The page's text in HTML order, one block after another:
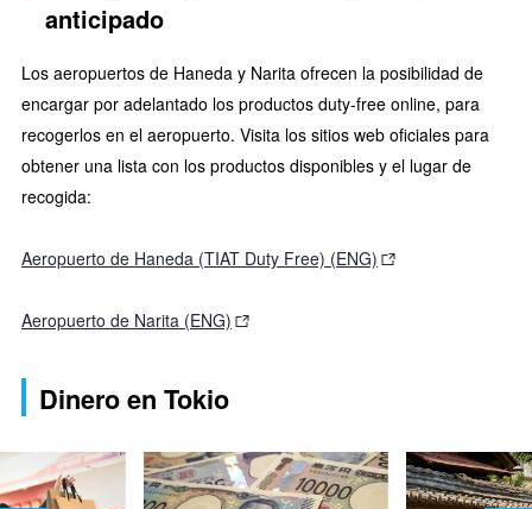
anticipado
Los aeropuertos de Haneda y Narita ofrecen la posibilidad de
encargar por adelantado los productos duty-free online, para
recogerlos en el aeropuerto. Visita los sitios web oficiales para
obtener una lista con los productos disponibles y el lugar de
recogida:
Aeropuerto de Haneda (TIAT Duty Free) (ENG)
Aeropuerto de Narita (ENG)
Dinero en Tokio